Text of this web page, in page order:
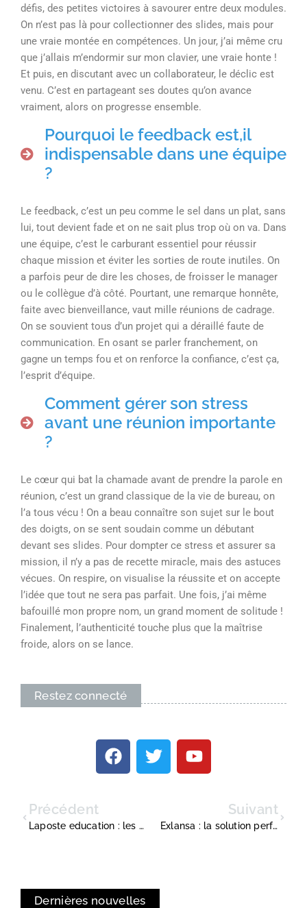
défis, des petites victoires à savourer entre deux modules.
On n’est pas là pour collectionner des slides, mais pour
une vraie montée en compétences. Un jour, j’ai même cru
que j’allais m’endormir sur mon clavier, une vraie honte !
Et puis, en discutant avec un collaborateur, le déclic est
venu. C’est en partageant ses doutes qu’on avance
vraiment, alors on progresse ensemble.
Pourquoi le feedback est,il
indispensable dans une équipe
?
Le feedback, c’est un peu comme le sel dans un plat, sans
lui, tout devient fade et on ne sait plus trop où on va. Dans
une équipe, c’est le carburant essentiel pour réussir
chaque mission et éviter les sorties de route inutiles. On
a parfois peur de dire les choses, de froisser le manager
ou le collègue d’à côté. Pourtant, une remarque honnête,
faite avec bienveillance, vaut mille réunions de cadrage.
On se souvient tous d’un projet qui a déraillé faute de
communication. En osant se parler franchement, on
gagne un temps fou et on renforce la confiance, c’est ça,
l’esprit d’équipe.
Comment gérer son stress
avant une réunion importante
?
Le cœur qui bat la chamade avant de prendre la parole en
réunion, c’est un grand classique de la vie de bureau, on
l’a tous vécu ! On a beau connaître son sujet sur le bout
des doigts, on se sent soudain comme un débutant
devant ses slides. Pour dompter ce stress et assurer sa
mission, il n’y a pas de recette miracle, mais des astuces
vécues. On respire, on visualise la réussite et on accepte
l’idée que tout ne sera pas parfait. Une fois, j’ai même
bafouillé mon propre nom, un grand moment de solitude !
Finalement, l’authenticité touche plus que la maîtrise
froide, alors on se lance.
Restez connecté
Précédent
Laposte education : les 5 étapes pour créer des comptes élèves sécurisés
Suivant
Exlansa : la solution performante pour piloter et accélérer votre marketing digital
Dernières nouvelles